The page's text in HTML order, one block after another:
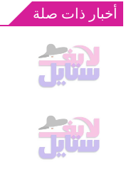
أخبار ذات صلة